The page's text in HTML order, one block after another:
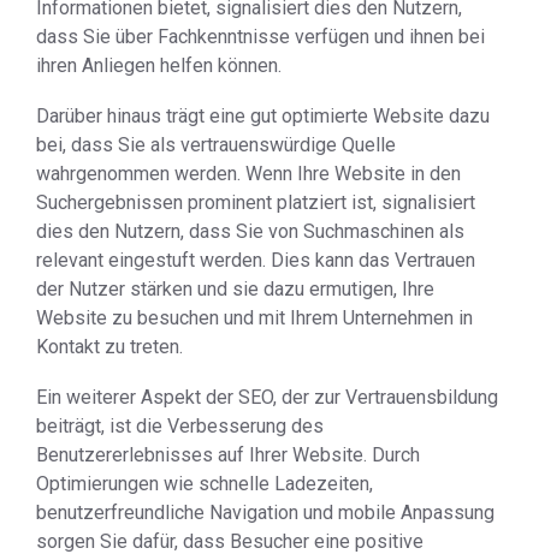
Informationen bietet, signalisiert dies den Nutzern,
dass Sie über Fachkenntnisse verfügen und ihnen bei
ihren Anliegen helfen können.
Darüber hinaus trägt eine gut optimierte Website dazu
bei, dass Sie als vertrauenswürdige Quelle
wahrgenommen werden. Wenn Ihre Website in den
Suchergebnissen prominent platziert ist, signalisiert
dies den Nutzern, dass Sie von Suchmaschinen als
relevant eingestuft werden. Dies kann das Vertrauen
der Nutzer stärken und sie dazu ermutigen, Ihre
Website zu besuchen und mit Ihrem Unternehmen in
Kontakt zu treten.
Ein weiterer Aspekt der SEO, der zur Vertrauensbildung
beiträgt, ist die Verbesserung des
Benutzererlebnisses auf Ihrer Website. Durch
Optimierungen wie schnelle Ladezeiten,
benutzerfreundliche Navigation und mobile Anpassung
sorgen Sie dafür, dass Besucher eine positive